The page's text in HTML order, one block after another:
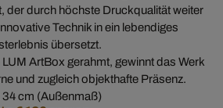
der durch höchste Druckqualität weiter
Technik in ein lebendiges
übersetzt.
ArtBox gerahmt, gewinnt das Werk
und zugleich objekthafte Präsenz.
34 cm (Außenmaß)